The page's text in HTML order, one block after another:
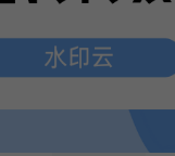
搞
定！
下